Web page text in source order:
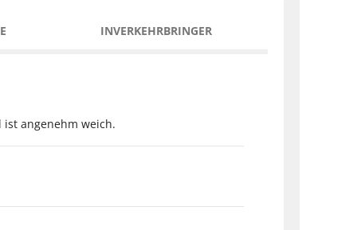
INVERKEHRBRINGER
angenehm weich.